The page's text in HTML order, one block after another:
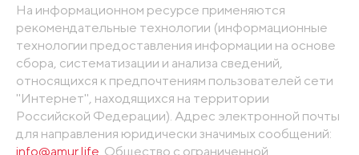
На информационном ресурсе применяются
рекомендательные технологии (информационные
технологии предоставления информации на основе
сбора, систематизации и анализа сведений,
относящихся к предпочтениям пользователей сети
"Интернет", находящихся на территории
Российской Федерации). Адрес электронной почты
для направления юридически значимых сообщений:
info@amur.life . Общество с ограниченной